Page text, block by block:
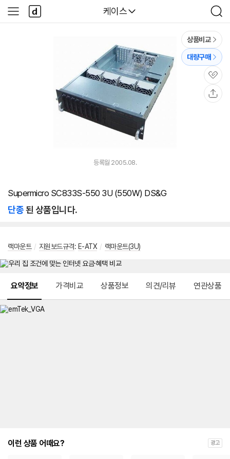
다나와
케이스
검
색
사
이
다
나
와
상품비교
대량구매
관
심
등록월 2005.08.
Supermicro SC833S-550 3U (550W) DS&G
단종된 상품입니다.
랙마운트 / 지원보드규격: E-ATX / 랙마운트(3U)
요약정보 가격비교 상품정보 의견/리뷰 연관상품
이런 상품 어때요? 광고